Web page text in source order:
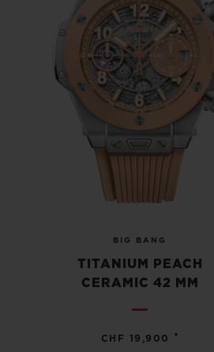
BIG BANG
TITANIUM PEACH
CERAMIC 42 MM
CHF 19,900 •